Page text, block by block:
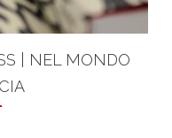
| NEL MONDO